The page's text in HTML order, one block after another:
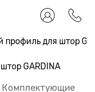
для штор
GARDINA
Комплектующие